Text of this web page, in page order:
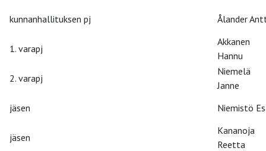
kunnanhallituksen pj Ålander
1. varapj
Akkanen
Hannu
2. varapj
Niemelä
Janne
jäsen
Niemistö
jäsen
Kananoja
Reetta